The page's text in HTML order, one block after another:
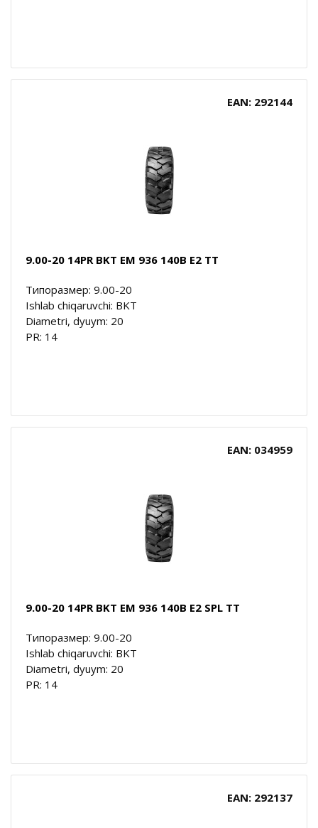
EAN: 292144
9.00-20 14PR BKT EM 936 140B E2 TT
Типоразмер: 9.00-20
Ishlab chiqaruvchi: BKT
Diametri, dyuym: 20
PR: 14
EAN: 034959
9.00-20 14PR BKT EM 936 140B E2 SPL TT
Типоразмер: 9.00-20
Ishlab chiqaruvchi: BKT
Diametri, dyuym: 20
PR: 14
EAN: 292137